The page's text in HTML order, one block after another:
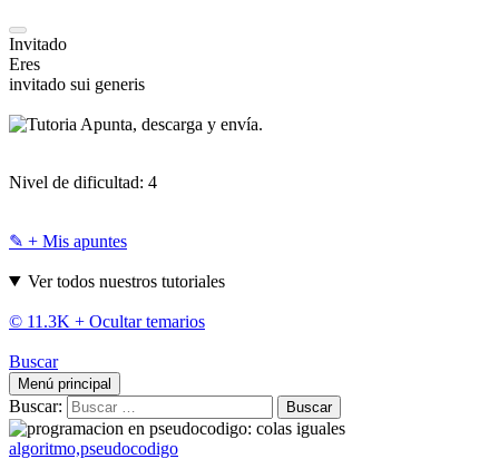
Invitado
Eres
invitado sui generis
Apunta, descarga y envía.
Nivel de dificultad: 4
✎ + Mis apuntes
Ver todos nuestros tutoriales
© 11.3K + Ocultar temarios
Buscar
Menú principal
Buscar:
algoritmo,pseudocodigo